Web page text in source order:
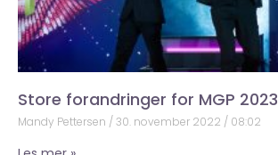
Store forandringer for MGP 2023
Mandy Pettersen 30. november 2022 08:02